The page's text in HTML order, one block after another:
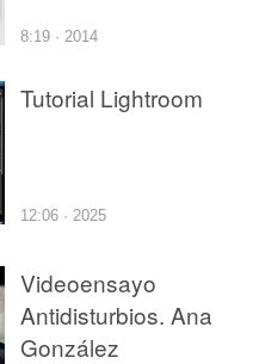
8:19 · 2014
Tutorial Lightroom
12:06 · 2025
Videoensayo
Antidisturbios. Ana
González